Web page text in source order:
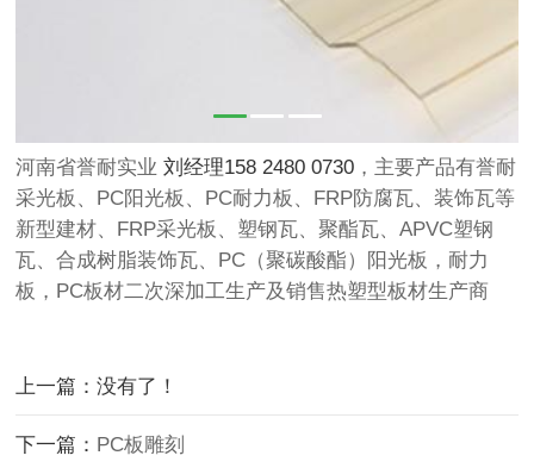
河南省誉耐实业 刘经理158 2480 0730 ， 主要产品有誉耐
采光板、PC阳光板、PC耐力板、FRP防腐瓦、装饰瓦等
新型建材、FRP采光板、塑钢瓦、聚酯瓦、APVC塑钢
瓦、合成树脂装饰瓦、PC（聚碳酸酯）阳光板，耐力
板，PC板材二次深加工生产及销售热塑型板材生产商
上一篇：没有了！
下一篇： PC板雕刻